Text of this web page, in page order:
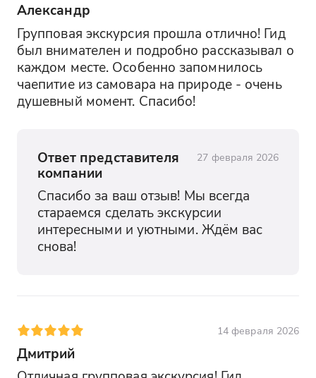
Александр
Групповая экскурсия прошла отлично! Гид
был внимателен и подробно рассказывал о
каждом месте. Особенно запомнилось
чаепитие из самовара на природе - очень
душевный момент. Спасибо!
Ответ представителя
компании
27 февраля 2026
Спасибо за ваш отзыв! Мы всегда
стараемся сделать экскурсии
интересными и уютными. Ждём вас
снова!
14 февраля 2026
Дмитрий